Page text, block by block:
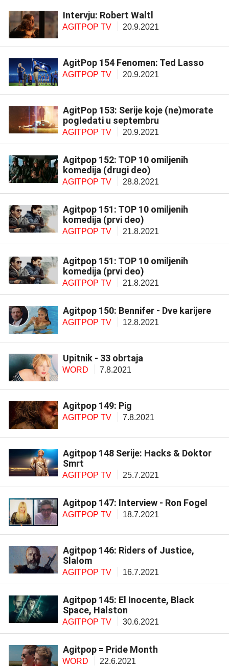
Intervju: Robert Waltl
AGITPOP TV 20.9.2021
AgitPop 154 Fenomen: Ted Lasso
AGITPOP TV 20.9.2021
AgitPop 153: Serije koje (ne)morate
pogledati u septembru
AGITPOP TV 20.9.2021
Agitpop 152: TOP 10 omiljenih
komedija (drugi deo)
AGITPOP TV 28.8.2021
Agitpop 151: TOP 10 omiljenih
komedija (prvi deo)
AGITPOP TV 21.8.2021
Agitpop 151: TOP 10 omiljenih
komedija (prvi deo)
AGITPOP TV 21.8.2021
Agitpop 150: Bennifer - Dve karijere
AGITPOP TV 12.8.2021
Upitnik - 33 obrtaja
WORD 7.8.2021
Agitpop 149: Pig
AGITPOP TV 7.8.2021
Agitpop 148 Serije: Hacks & Doktor
Smrt
AGITPOP TV 25.7.2021
Agitpop 147: Interview - Ron Fogel
AGITPOP TV 18.7.2021
Agitpop 146: Riders of Justice,
Slalom
AGITPOP TV 16.7.2021
Agitpop 145: El Inocente, Black
Space, Halston
AGITPOP TV 30.6.2021
Agitpop = Pride Month
WORD 22.6.2021